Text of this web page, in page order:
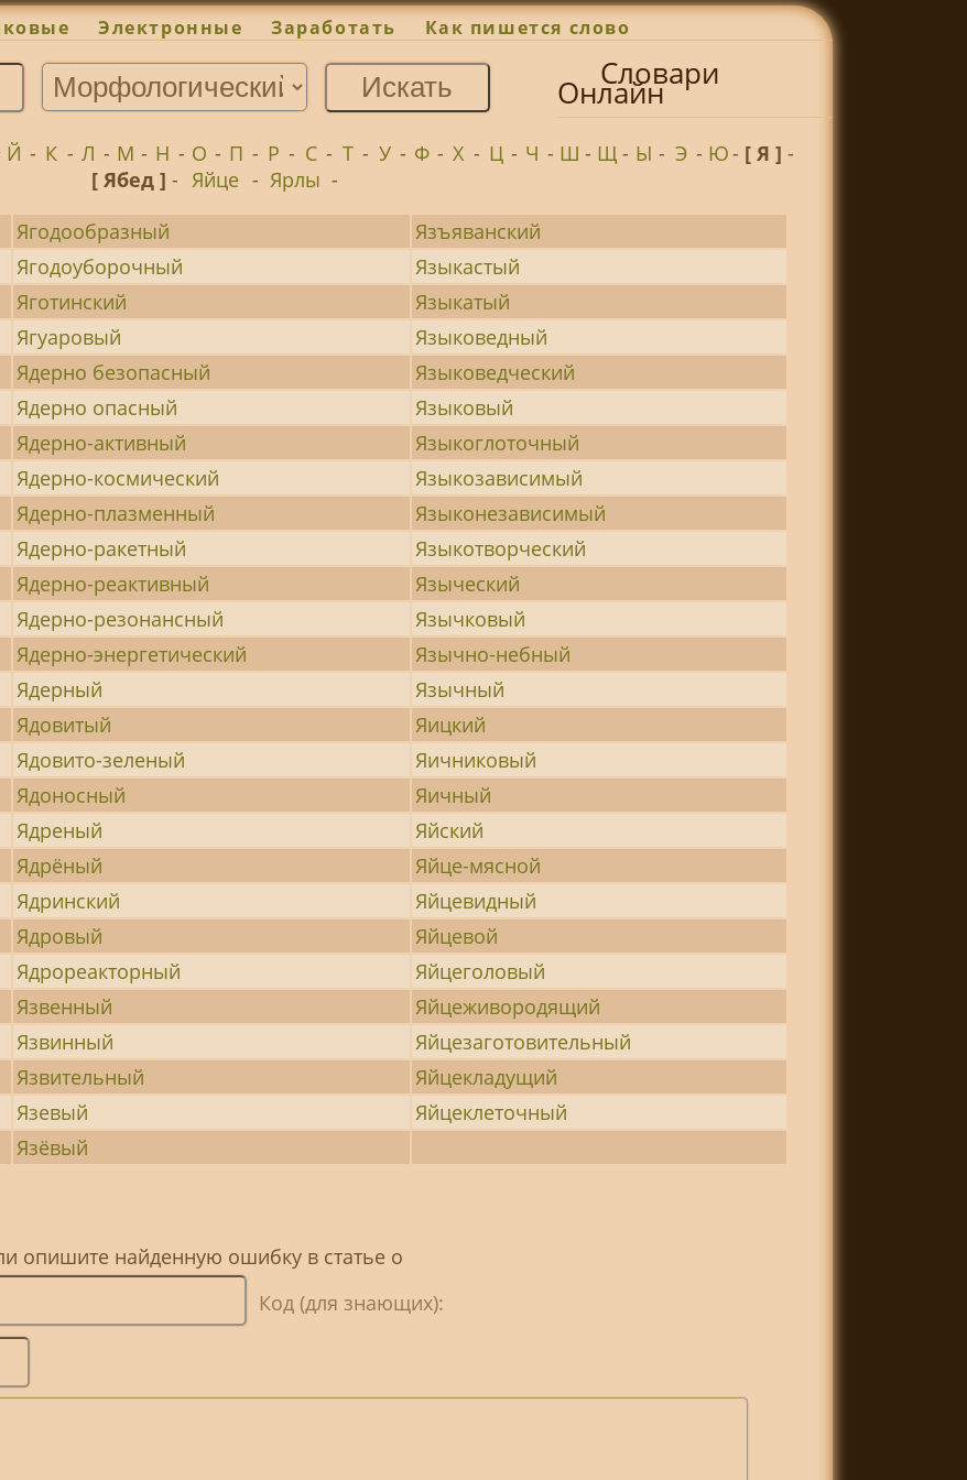
Электронные Заработать Как пишется слово
Словари
Онлайн
Й - К - Л - М - Н - О - П - Р - С - Т - У - Ф - Х - Ц - Ч - Ш - Щ- Ы - Э - Ю- [ Я ]-
[ Ябед ]- Яйце - Ярлы -
Ягодообразный
Язъяванский
Ягодоуборочный
Языкастый
Яготинский
Языкатый
Ягуаровый
Языковедный
Ядерно безопасный
Языковедческий
Ядерно опасный
Языковый
Ядерно-активный
Языкоглоточный
Ядерно-космический
Языкозависимый
Ядерно-плазменный
Языконезависимый
Ядерно-ракетный
Языкотворческий
Ядерно-реактивный
Языческий
Ядерно-резонансный
Язычковый
Ядерно-энергетический
Язычно-небный
Ядерный
Язычный
Ядовитый
Яицкий
Ядовито-зеленый
Яичниковый
Ядоносный
Яичный
Ядреный
Яйский
Ядрёный
Яйце-мясной
Ядринский
Яйцевидный
Ядровый
Яйцевой
Ядрореакторный
Яйцеголовый
Язвенный
Яйцеживородящий
Язвинный
Яйцезаготовительный
Язвительный
Яйцекладущий
Язевый
Яйцеклеточный
Язёвый
опишите найденную ошибку в статье о
Код (для знающих):